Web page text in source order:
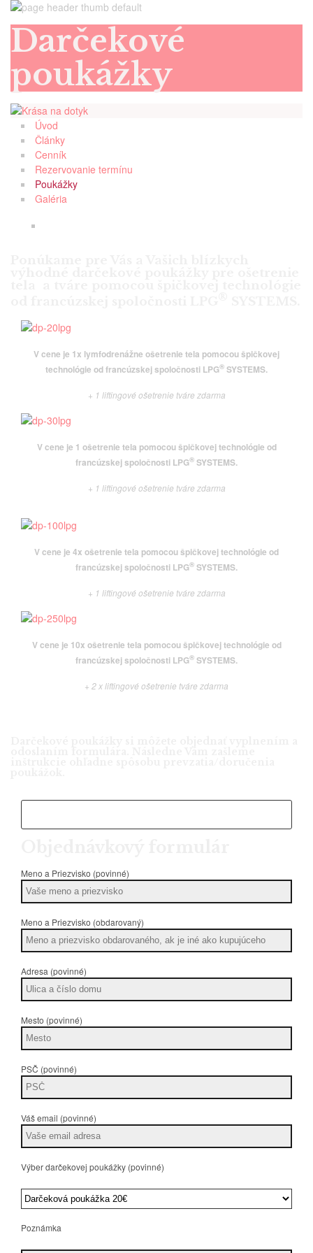
Darčekové
poukážky
Úvod
Články
Cenník
Rezervovanie termínu
Poukážky
Galéria
V cene je 1x lymfodrenážne ošetrenie tela pomocou špičkovej
technológie od francúzskej spoločnosti LPG® SYSTEMS.
+ 1 liftingové ošetrenie tváre zdarma
V cene je 1 ošetrenie tela pomocou špičkovej technológie od
francúzskej spoločnosti LPG® SYSTEMS.
+ 1 liftingové ošetrenie tváre zdarma
V cene je 4x ošetrenie tela pomocou špičkovej technológie od
francúzskej spoločnosti LPG® SYSTEMS.
+ 1 liftingové ošetrenie tváre zdarma
V cene je 10x ošetrenie tela pomocou špičkovej technológie od
francúzskej spoločnosti LPG® SYSTEMS.
+ 2 x liftingové ošetrenie tváre zdarma
Meno a Priezvisko (povinné)
Meno a Priezvisko (obdarovaný)
Adresa (povinné)
Mesto (povinné)
PSČ (povinné)
Váš email (povinné)
Výber darčekovej poukážky (povinné)
Poznámka